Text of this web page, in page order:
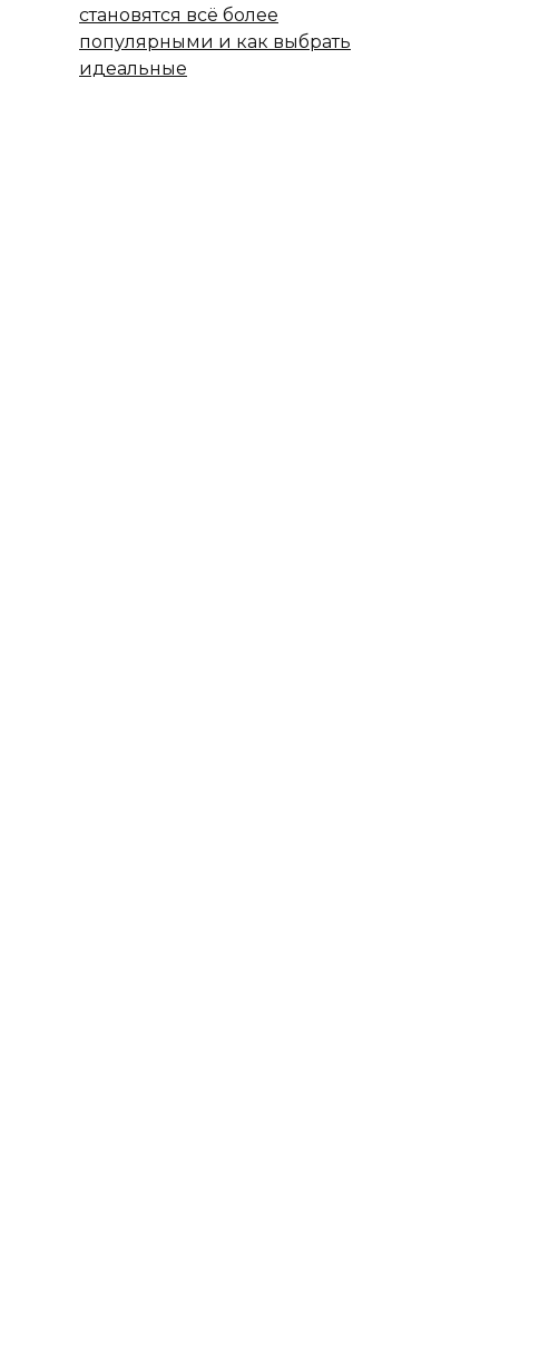
становятся всё более
популярными и как выбрать
идеальные